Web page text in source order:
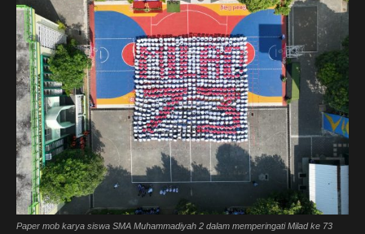
Paper mob karya siswa SMA Muhammadiyah 2 dalam memperingati Milad ke 73